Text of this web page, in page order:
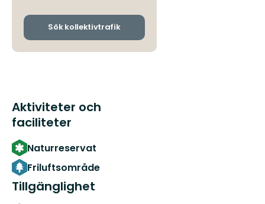
och
Sök kollektivtrafik
Aktiviteter och
faciliteter
Naturreservat
Friluftsområde
Tillgänglighet